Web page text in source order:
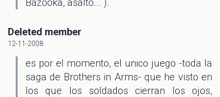
Bazooka, asalto... ).
Deleted member
12-11-2008
es por el momento, el unico juego -toda la
saga de Brothers in Arms- que he visto en
los que los soldados cierran los ojos,